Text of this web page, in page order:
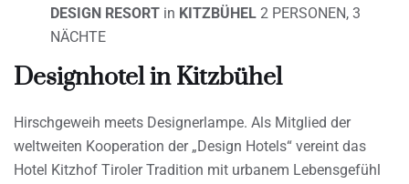
DESIGN RESORT in KITZBÜHEL 2 PERSONEN, 3
NÄCHTE
Designhotel in Kitzbühel
Hirschgeweih meets Designerlampe. Als Mitglied der
weltweiten Kooperation der „Design Hotels“ vereint das
Hotel Kitzhof Tiroler Tradition mit urbanem Lebensgefühl